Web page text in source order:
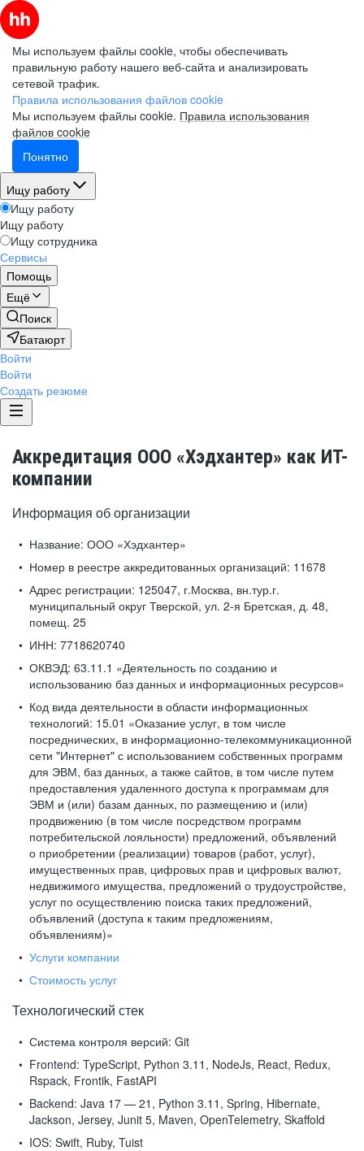
Мы используем файлы cookie, чтобы обеспечивать
правильную работу нашего веб-сайта и анализировать
сетевой трафик.
Правила использования файлов cookie
Мы используем файлы cookie. Правила использования
файлов cookie
Понятно
Ищу работу
Ищу работу
Ищу работу
Ищу сотрудника
Сервисы
Помощь
Ещё
Поиск
Батаюрт
Войти
Войти
Создать резюме
Аккредитация ООО «Хэдхантер» как ИТ-
компании
Информация об организации
Название: ООО «Хэдхантер»
Номер в реестре аккредитованных организаций: 11678
Адрес регистрации: 125047, г.Москва, вн.тур.г.
муниципальный округ Тверской, ул. 2-я Бретская, д. 48,
помещ. 25
ИНН: 7718620740
ОКВЭД: 63.11.1 «Деятельность по созданию и
использованию баз данных и информационных ресурсов»
Код вида деятельности в области информационных
технологий: 15.01 «Оказание услуг, в том числе
посреднических, в информационно-телекоммуникационной
сети "Интернет" с использованием собственных программ
для ЭВМ, баз данных, а также сайтов, в том числе путем
предоставления удаленного доступа к программам для
ЭВМ и (или) базам данных, по размещению и (или)
продвижению (в том числе посредством программ
потребительской лояльности) предложений, объявлений
о приобретении (реализации) товаров (работ, услуг),
имущественных прав, цифровых прав и цифровых валют,
недвижимого имущества, предложений о трудоустройстве,
услуг по осуществлению поиска таких предложений,
объявлений (доступа к таким предложениям,
объявлениям)»
Услуги компании
Стоимость услуг
Технологический стек
Система контроля версий: Git
Frontend: TypeScript, Python 3.11, NodeJs, React, Redux,
Rspack, Frontik, FastAPI
Backend: Java 17 — 21, Python 3.11, Spring, Hibernate,
Jackson, Jersey, Junit 5, Maven, OpenTelemetry, Skaffold
IOS: Swift, Ruby, Tuist